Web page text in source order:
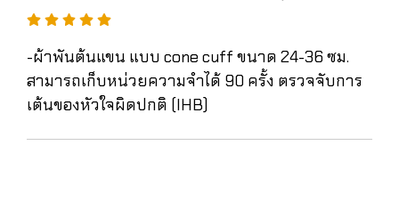
-ผ้าพันต้นแขน แบบ cone cuff ขนาด 24-36 ซม.
สามารถเก็บหน่วยความจำได้ 90 ครั้ง ตรวจจับการ
เต้นของหัวใจผิดปกติ (IHB)